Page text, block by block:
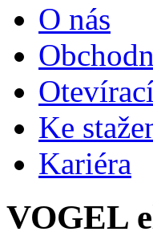
O nás
Ke
Kariéra
VOGEL